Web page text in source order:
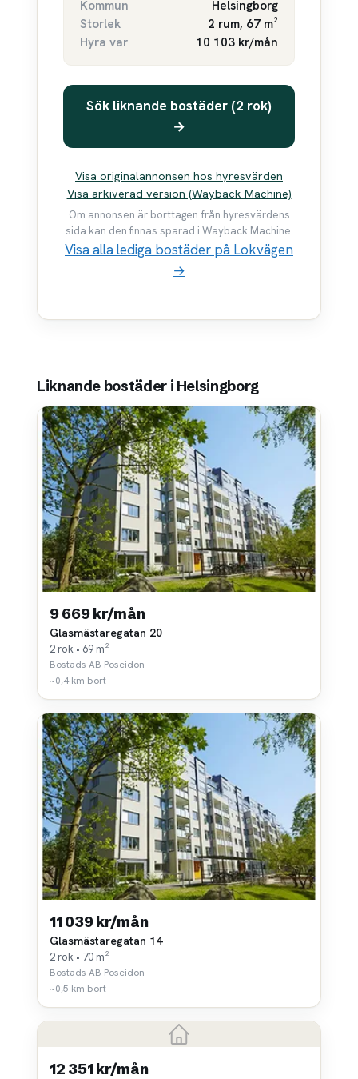
Kommun
Helsingborg
Storlek
2 rum, 67 m²
Hyra var
10 103 kr/mån
Sök liknande bostäder (2 rok)
→
Visa originalannonsen hos hyresvärden
Visa arkiverad version (Wayback Machine)
Om annonsen är borttagen från hyresvärdens
sida kan den finnas sparad i Wayback Machine.
Visa alla lediga bostäder på Lokvägen
→
Liknande bostäder i Helsingborg
9 669 kr/mån
Glasmästaregatan 20
2 rok • 69 m²
Bostads AB Poseidon
~0,4 km bort
11 039 kr/mån
Glasmästaregatan 14
2 rok • 70 m²
Bostads AB Poseidon
~0,5 km bort
12 351 kr/mån